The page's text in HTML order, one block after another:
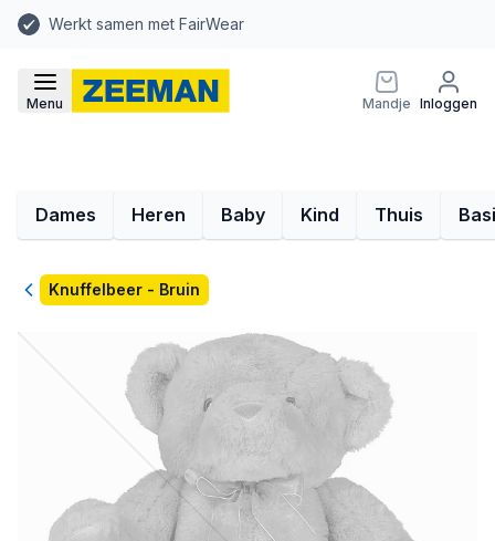
Werkt samen met FairWear
Menu Mandje Inloggen
Dames Heren Baby Kind Thuis
TerugKnuffelbeer - Bruin